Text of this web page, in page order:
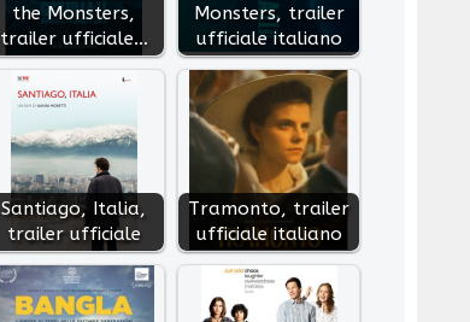
the Monsters,
trailer ufficiale…
Monsters, trailer
ufficiale italiano
Santiago, Italia,
trailer ufficiale
Tramonto, trailer
ufficiale italiano